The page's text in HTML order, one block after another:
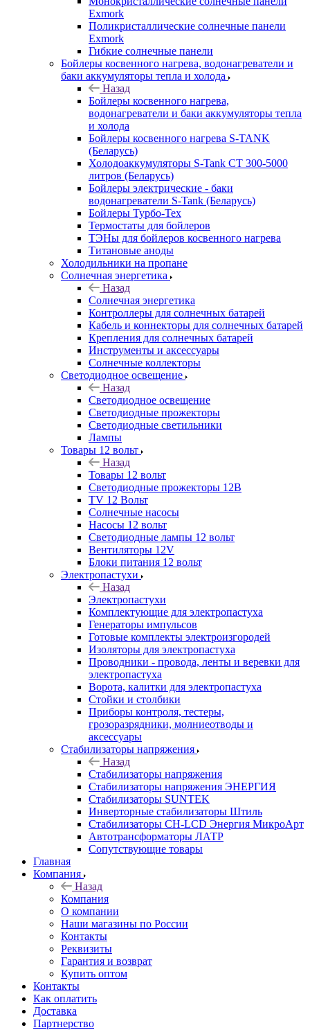
Exmork
Поликристаллические солнечные панели
Exmork
Гибкие солнечные панели
Бойлеры косвенного нагрева, водонагреватели и
баки аккумуляторы тепла и холода
Назад
Бойлеры косвенного нагрева,
водонагреватели и баки аккумуляторы тепла
и холода
Бойлеры косвенного нагрева S-TANK
(Беларусь)
Холодоаккумуляторы S-Tank СТ 300-5000
литров (Беларусь)
Бойлеры электрические - баки
водонагреватели S-Tank (Беларусь)
Бойлеры Турбо-Тех
Термостаты для бойлеров
ТЭНы для бойлеров косвенного нагрева
Титановые аноды
Холодильники на пропане
Солнечная энергетика
Назад
Солнечная энергетика
Контроллеры для солнечных батарей
Кабель и коннекторы для солнечных батарей
Крепления для солнечных батарей
Инструменты и аксессуары
Солнечные коллекторы
Светодиодное освещение
Назад
Светодиодное освещение
Светодиодные прожекторы
Светодиодные светильники
Лампы
Товары 12 вольт
Назад
Товары 12 вольт
Светодиодные прожекторы 12В
TV 12 Вольт
Солнечные насосы
Насосы 12 вольт
Светодиодные лампы 12 вольт
Вентиляторы 12V
Блоки питания 12 вольт
Электропастухи
Назад
Электропастухи
Комплектующие для электропастуха
Генераторы импульсов
Готовые комплекты электроизгородей
Изоляторы для электропастуха
Проводники - провода, ленты и веревки для
электропастуха
Ворота, калитки для электропастуха
Стойки и столбики
Приборы контроля, тестеры,
грозоразрядники, молниеотводы и
аксессуары
Стабилизаторы напряжения
Назад
Стабилизаторы напряжения
Стабилизаторы напряжения ЭНЕРГИЯ
Стабилизаторы SUNTEK
Инверторные стабилизаторы Штиль
Стабилизаторы СН-LCD Энepгия МикроАрт
Автотрансформаторы ЛАТР
Сопутствующие товары
Главная
Компания
Назад
Компания
О компании
Наши магазины по России
Контакты
Реквизиты
Гарантия и возврат
Купить оптом
Контакты
Как оплатить
Доставка
Партнерство